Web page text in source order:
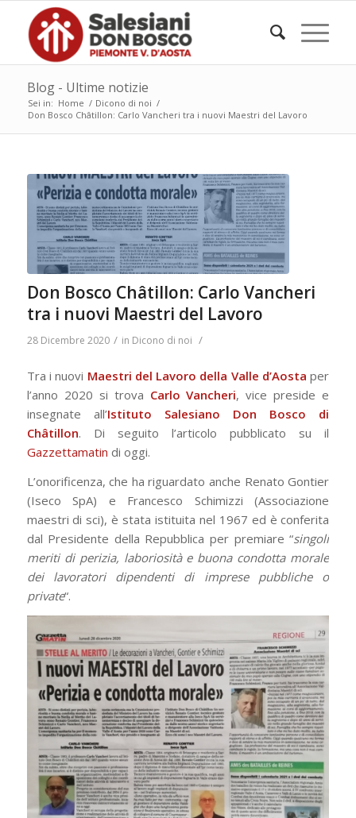
Blog - Ultime notizie
Sei in: Home / Dicono di noi /
Don Bosco Châtillon: Carlo Vancheri tra i nuovi Maestri del Lavoro
Don Bosco Châtillon: Carlo Vancheri
tra i nuovi Maestri del Lavoro
28 Dicembre 2020 / in Dicono di noi /
Tra i nuovi Maestri del Lavoro della Valle d’Aosta per
l’anno 2020 si trova Carlo Vancheri, vice preside e
insegnate all’Istituto Salesiano Don Bosco di
Châtillon. Di seguito l’articolo pubblicato su il
Gazzettamatin di oggi.
L’onorificenza, che ha riguardato anche Renato Gontier
(Iseco SpA) e Francesco Schimizzi (Associazione
maestri di sci), è stata istituita nel 1967 ed è conferita
dal Presidente della Repubblica per premiare “singoli
meriti di perizia, laboriosità e buona condotta morale
dei lavoratori dipendenti di imprese pubbliche o
private“.